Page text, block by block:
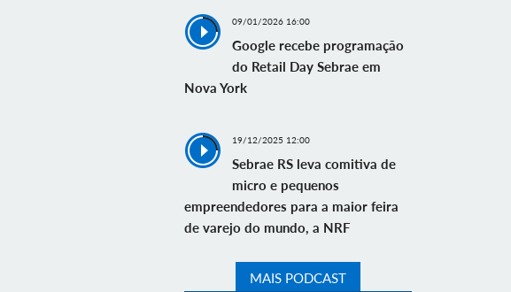
09/01/2026 16:00
Google recebe programação
do Retail Day Sebrae em
Nova York
19/12/2025 12:00
Sebrae RS leva comitiva de
micro e pequenos
empreendedores para a maior feira
de varejo do mundo, a NRF
MAIS PODCAST